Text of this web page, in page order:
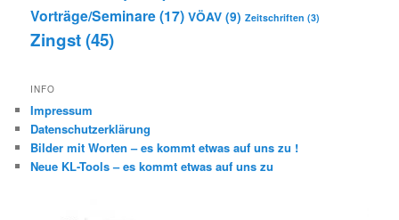
Vorträge/Seminare(17) VÖAV (9) Zeitschriften (3)
Zingst(45)
INFO
Impressum
Datenschutzerklärung
Bilder mit Worten – es kommt etwas auf uns zu !
Neue KL-Tools – es kommt etwas auf uns zu